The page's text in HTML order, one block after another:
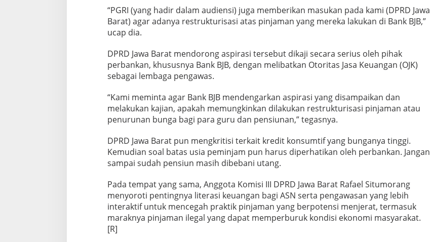
“PGRI (yang hadir dalam audiensi) juga memberikan masukan pada kami (DPRD Jawa
Barat) agar adanya restrukturisasi atas pinjaman yang mereka lakukan di Bank BJB,”
ucap dia.
DPRD Jawa Barat mendorong aspirasi tersebut dikaji secara serius oleh pihak
perbankan, khususnya Bank BJB, dengan melibatkan Otoritas Jasa Keuangan (OJK)
sebagai lembaga pengawas.
“Kami meminta agar Bank BJB mendengarkan aspirasi yang disampaikan dan
melakukan kajian, apakah memungkinkan dilakukan restrukturisasi pinjaman atau
penurunan bunga bagi para guru dan pensiunan,” tegasnya.
DPRD Jawa Barat pun mengkritisi terkait kredit konsumtif yang bunganya tinggi.
Kemudian soal batas usia peminjam pun harus diperhatikan oleh perbankan. Jangan
sampai sudah pensiun masih dibebani utang.
Pada tempat yang sama, Anggota Komisi III DPRD Jawa Barat Rafael Situmorang
menyoroti pentingnya literasi keuangan bagi ASN serta pengawasan yang lebih
interaktif untuk mencegah praktik pinjaman yang berpotensi menjerat, termasuk
maraknya pinjaman ilegal yang dapat memperburuk kondisi ekonomi masyarakat.
[R]